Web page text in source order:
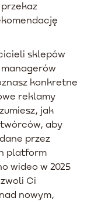
sklepów
konkretne
reklamy
jak
aby
przez
platform
wideo w 2025
Ci
nowym,